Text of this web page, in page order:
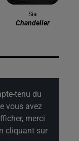
Sia
Chandelier
tenu du
vous avez
merci
cliquant sur